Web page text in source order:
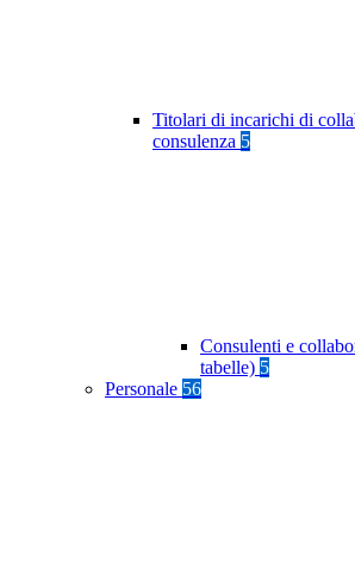
Titolari di incarichi di
consulenza 5
Consulenti e
tabelle) 5
Personale 56